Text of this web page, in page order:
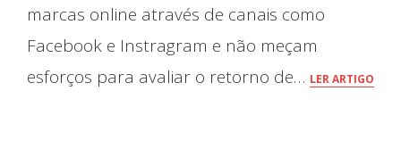
marcas online através de canais como
Facebook e Instragram e não meçam
esforços para avaliar o retorno de… LER ARTIGO